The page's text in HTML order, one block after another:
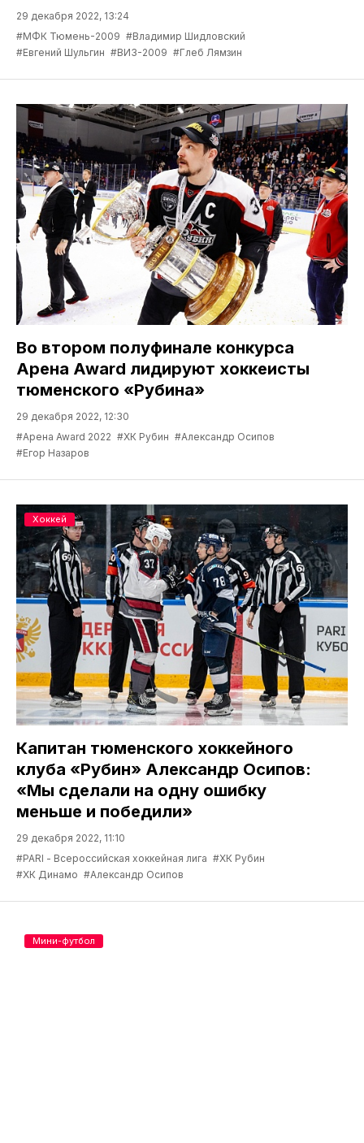
29 декабря 2022, 13:24
#МФК Тюмень-2009 #Владимир Шидловский
#Евгений Шульгин #ВИЗ-2009 #Глеб Лямзин
Во втором полуфинале конкурса
Арена Award лидируют хоккеисты
тюменского «Рубина»
29 декабря 2022, 12:30
#Арена Award 2022 #ХК Рубин #Александр Осипов
#Егор Назаров
Капитан тюменского хоккейного
клуба «Рубин» Александр Осипов:
«Мы сделали на одну ошибку
меньше и победили»
29 декабря 2022, 11:10
#PARI - Всероссийская хоккейная лига #ХК Рубин
#ХК Динамо #Александр Осипов
Хоккей
Мини-футбол